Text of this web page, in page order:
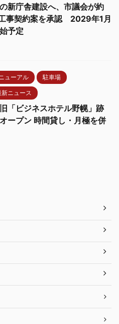
新庁舎建設へ、市議会が約
事契約案を承認 2029年1月
予定
ューアル 駐車場
ニュース
旧「ビジネスホテル野幌」跡
ープン 時間貸し・月極を併